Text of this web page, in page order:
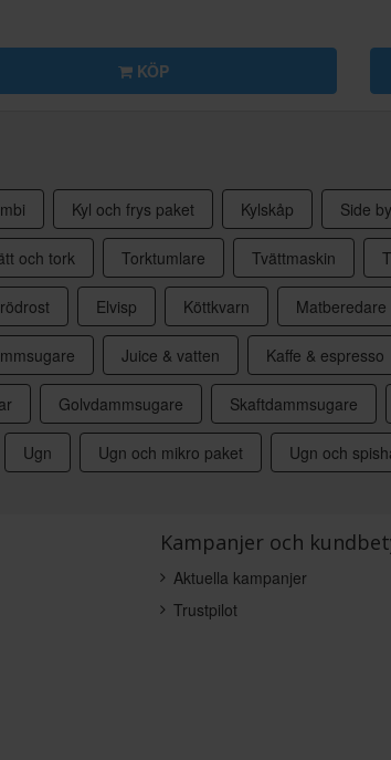
KÖP
Kyl och frys paket Kylskåp Side
och tork Torktumlare Tvättmaskin
Elvisp Köttkvarn Matberedare
Juice & vatten Kaffe & espresso
Golvdammsugare Skaftdammsugare
Ugn Ugn och mikro paket Ugn och
Kampanjer och
Aktuella kampanjer
Trustpilot